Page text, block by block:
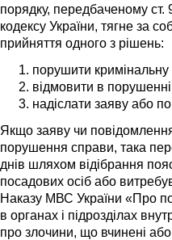
порядку, передбаченому
кодексу України, тягне за
прийняття одного з рішень:
порушити кримінальну
відмовити в
надіслати заяву або
Якщо заяву чи
порушення справи, така
днів шляхом відібрання
посадових осіб або
Наказу МВС України «Про
в органах і підрозділах
про злочини, що вчинені